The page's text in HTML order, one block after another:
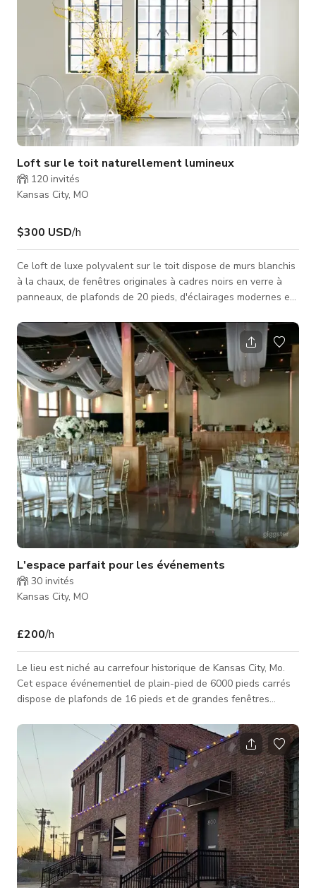
Loft sur le toit naturellement lumineux
120 invités
Kansas City, MO
$300 USD/h
Ce loft de luxe polyvalent sur le toit dispose de murs blanchis
à la chaux, de fenêtres originales à cadres noirs en verre à
panneaux, de plafonds de 20 pieds, d'éclairages modernes et
devenu réalité !
L'espace parfait pour les événements
30 invités
Kansas City, MO
£200/h
Le lieu est niché au carrefour historique de Kansas City, Mo.
Cet espace événementiel de plain-pied de 6000 pieds carrés
dispose de plafonds de 16 pieds et de grandes fenêtres
et suffisamment d'espace pour 250 de vos amis et famille les
plus proches, ce lieu est l'endroit parfait pour votre prochain
événement.